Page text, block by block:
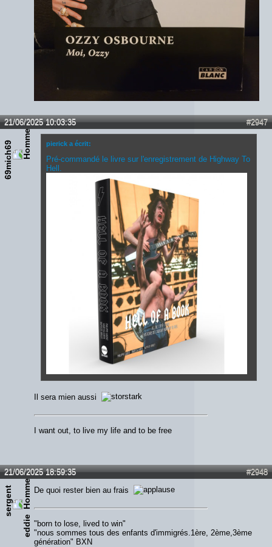
#2947
21/06/2025 10:03:35
69mich69 pierick a écrit:
Pré-commandé le livre sur l'enregistrement de Highway To
Hell.
Il sera mien aussi
I want out, to live my life and to be free
#2948
21/06/2025 18:59:35
s
e
r
g
e
n
t
e
d
d
i
e
De quoi rester bien au frais
"born to lose, lived to win"
"nous sommes tous des enfants d'immigrés.1ère, 2ème,3ème
génération" BXN